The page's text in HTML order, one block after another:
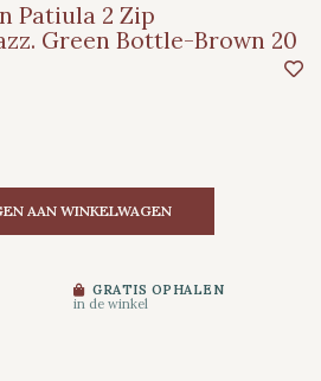
Patiula 2 Zip
Green Bottle-Brown 20
AAN WINKELWAGEN
GRATIS OPHALEN
in de winkel